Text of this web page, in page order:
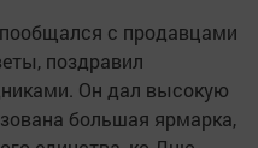
с продавцами
поздравил
Он дал высокую
большая ярмарка,